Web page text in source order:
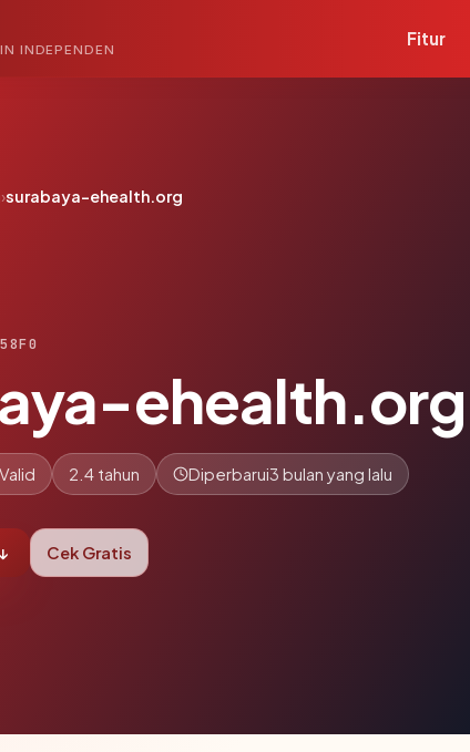
INDEPENDEN
Fitur
›surabaya-ehealth.org
ehealth.org
2.4 tahun Diperbarui3 bulan yang lalu
Cek Gratis